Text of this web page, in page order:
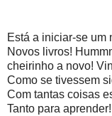
Está a iniciar-se um
Novos livros!
cheirinho a novo!
Como se tivessem
Com tantas coisas
Tanto para aprender!